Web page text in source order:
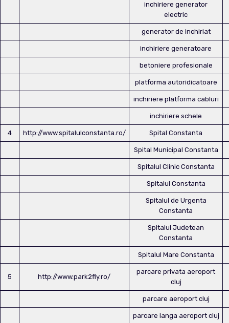
inchiriere generator
electric
generator de inchiriat
inchiriere generatoare
betoniere profesionale
platforma autoridicatoare
inchiriere platforma cabluri
inchiriere schele
4 http://www.spitalulconstanta.ro/ Spital Constanta
Spital Municipal Constanta
Spitalul Clinic Constanta
Spitalul Constanta
Spitalul de Urgenta
Constanta
Spitalul Judetean
Constanta
Spitalul Mare Constanta
5 http://www.park2fly.ro/
parcare privata aeroport
cluj
parcare aeroport cluj
parcare langa aeroport cluj